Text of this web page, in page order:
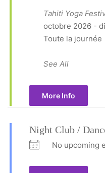
Tahiti Yoga
octobre 2026 -
Toute la journée
See All
More Info
Night Club /
No upcoming